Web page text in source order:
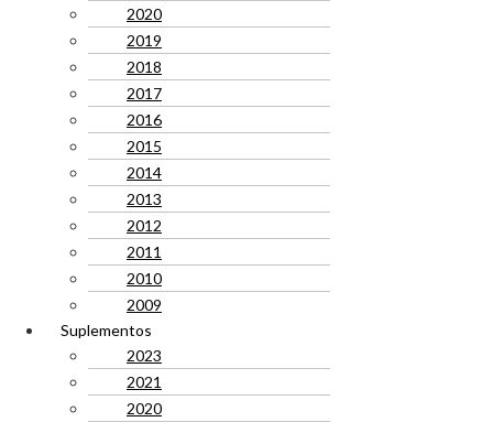
2020
2019
2018
2017
2016
2015
2014
2013
2012
2011
2010
2009
Suplementos
2023
2021
2020